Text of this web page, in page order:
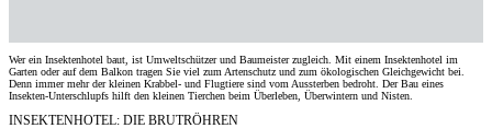
Wer ein Insektenhotel baut, ist Umweltschützer und Baumeister zugleich. Mit einem Insektenhotel im
Garten oder auf dem Balkon tragen Sie viel zum Artenschutz und zum ökologischen Gleichgewicht bei.
Denn immer mehr der kleinen Krabbel- und Flugtiere sind vom Aussterben bedroht. Der Bau eines
Insekten-Unterschlupfs hilft den kleinen Tierchen beim Überleben, Überwintern und Nisten.
INSEKTENHOTEL: DIE BRUTRÖHREN